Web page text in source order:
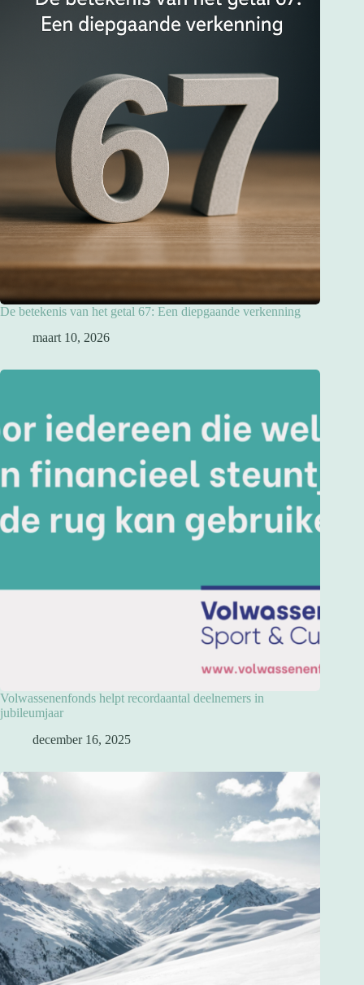
De betekenis van het getal 67: Een diepgaande verkenning
maart 10, 2026
Volwassenenfonds helpt recordaantal deelnemers in
jubileumjaar
december 16, 2025